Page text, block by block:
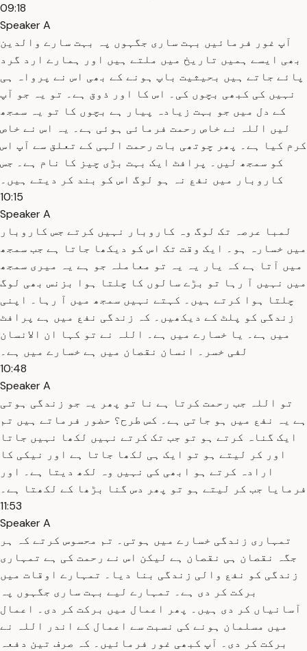
09:18
Speaker A
آپ غور فرمائیں بہت ساری جگہوں پہ بہت سارے والدین
بھی ایسے ہمیں تاریخ میں ملتے ہیں اور ہمارے ارد گرد
پائے جاتے ہیں بحیثیت باپ ہونے کے بھی اس نے پرواہ ہی
نہیں کی کبھی بچوں کی۔ اس کا اور ذوق ہے۔ تو یہ جو آپ
کے دل میں جو بہت زیادہ پیار ہے بچوں کا تو یہ سمجھ
لیں اللہ نے خاص رحمت فرمائی ہوئی ہے۔ یہ اس نے خاص
کرم کیا ہے۔ پھر چوتھی بات رحمت الہی کے تعلق سے آپ اس
کو سمجھ لیں۔ پرافٹ ایک بہت بڑی چیز کا نام ہے۔ جس
کاروبار میں نفع نہ ہو لوگ اس کو بند کر دیتے ہیں۔
10:15
Speaker A
لمبا عرصہ تک لوگ وہ کاروبار نہیں کرتے جس کاروبار
میں خسارہ ہو۔ ایک وقت تک اس کو دیکھا جاتا ہے جب سمجھ
میں آتا ہے کہ یار یہ یہ تو معاملہ جو ہے یہ میری سمجھ
میں نہیں آ رہا تو بڑے سالوں کا چلتا ہوا بزنس بھی لوگ
چلتا ہوا کرتے ہیں۔ کہتے نہیں سمجھ میں آ رہا۔ اپنی
زندگی کو پلٹ کے دیکھیں۔ کہ زندگی نفع میں ہے پرافٹ
میں ہے۔ یا خسارے میں ہے۔ اللہ نے تو کہا ان الانسان
لفی خسر۔ انسان نقصان میں ہے خسارے میں ہے۔
10:48
Speaker A
تو اللہ جب رحمت کرتا ہے نا تو پھر یہ جو زندگی ہوتی
ہے یہ نفع میں ہو جاتی ہے۔ کس طرح؟ حضور فرماتے ہیں تم
ایک گناہ کرتے ہو تو جب تک کرتے نہیں لکھا نہیں جاتا
اور کر لیتے ہو تو ایک ہی لکھا جاتا ہے اور نیکی کا
ارادہ کرتے ہو ابھی کی نہیں وہ لکھ دیتا ہے۔ اور
فرمایا جب کر لیتے ہو تو پھر دس گنا بڑھا کے لکھتا ہے۔
11:53
Speaker A
تمہاری زندگی خسارے میں ہوتی۔ تم محسوس کرتے کہ ہر
جگہ نقصان ہی نقصان ہے لیکن اس نے رحمت کی ہے تمہاری
زندگی کو نفع والی زندگی بنا دیا۔ تمہارے اوقات میں
برکت کر دی ہے۔ تمہارے لیے بہت ساری جگہوں پہ
آسانیاں کر دی ہیں۔ پھر اعمال میں برکت کر دی۔ اعمال
میں مسلمان ہونے کی نسبت سے اعمال کے اندر اللہ نے
برکت کر دی۔ آپ کبھی غور فرمائیں۔ کہ صرف تین دفعہ